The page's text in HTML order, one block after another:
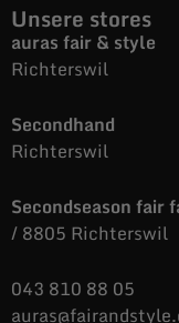
Unsere stores
auras fair & style
Richterswil
Richterswil
Secondseason fair
/ 8805 Richterswil
043 810 88 05